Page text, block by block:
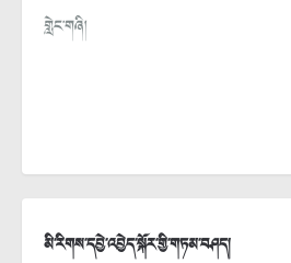
གླེང་གཞི།
མི་རིགས་དབྱེ་འབྱེད་སྐོར་གྱི་གཏམ་བཤད།